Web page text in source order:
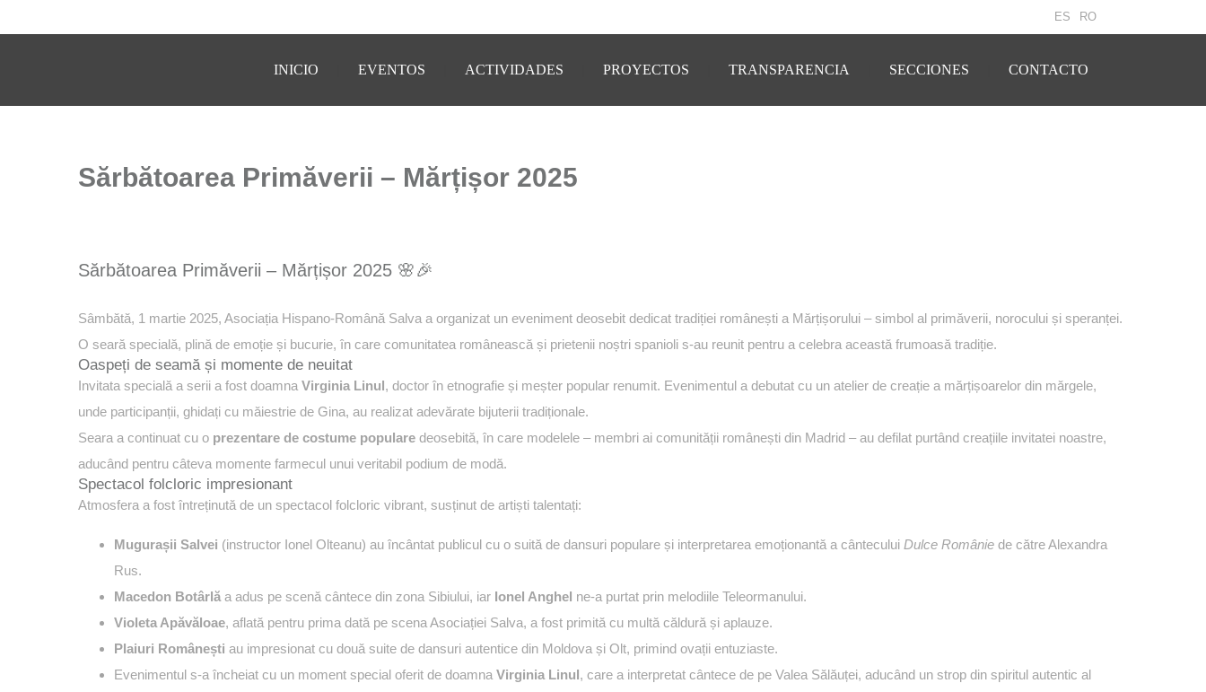
RO
ES
INICIO EVENTOS ACTIVIDADES PROYECTOS TRANSPARENCIA SECCIONES CONTACTO
Sărbătoarea Primăverii – Mărțișor 2025
Sărbătoarea Primăverii – Mărțișor 2025 🌸🎉
Sâmbătă, 1 martie 2025, Asociația Hispano-Română Salva a organizat un eveniment deosebit dedicat tradiției românești a Mărțișorului – simbol al primăverii, norocului și speranței.
O seară specială, plină de emoție și bucurie, în care comunitatea românească și prietenii noștri spanioli s-au reunit pentru a celebra această frumoasă tradiție.
Oaspeți de seamă și momente de neuitat
Invitata specială a serii a fost doamna Virginia Linul, doctor în etnografie și meșter popular renumit. Evenimentul a debutat cu un atelier de creație a mărțișoarelor din mărgele,
unde participanții, ghidați cu măiestrie de Gina, au realizat adevărate bijuterii tradiționale.
Seara a continuat cu o prezentare de costume populare deosebită, în care modelele – membri ai comunității românești din Madrid – au defilat purtând creațiile invitatei noastre,
aducând pentru câteva momente farmecul unui veritabil podium de modă.
Spectacol folcloric impresionant
Atmosfera a fost întreținută de un spectacol folcloric vibrant, susținut de artiști talentați:
Mugurașii Salvei (instructor Ionel Olteanu) au încântat publicul cu o suită de dansuri populare și interpretarea emoționantă a cântecului Dulce Românie de către Alexandra
Rus.
Macedon Botârlă a adus pe scenă cântece din zona Sibiului, iar Ionel Anghel ne-a purtat prin melodiile Teleormanului.
Violeta Apăvăloae, aflată pentru prima dată pe scena Asociației Salva, a fost primită cu multă căldură și aplauze.
Plaiuri Românești au impresionat cu două suite de dansuri autentice din Moldova și Olt, primind ovații entuziaste.
Evenimentul s-a încheiat cu un moment special oferit de doamna Virginia Linul, care a interpretat cântece de pe Valea Sălăuței, aducând un strop din spiritul autentic al